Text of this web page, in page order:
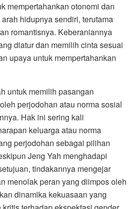
mempertahankan otonomi dan
hidupnya sendiri, terutama
romantisnya. Keberaniannya
diatur dan memilih cinta sesuai
upaya untuk mempertahankan
untuk memilih pasangan
perjodohan atau norma sosial
Hak ini sering kali
keluarga atau norma
perjodohan sebagai pilihan
Jeng Yah menghadapi
tindakannya mengejar
menolak peran yang diimpos oleh
dinamika kekuasaan yang